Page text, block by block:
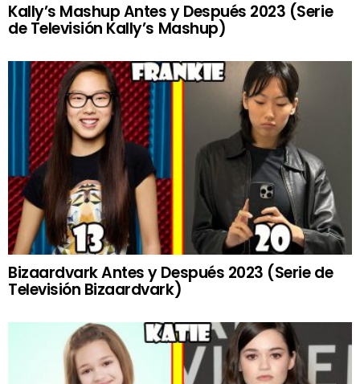
Kally’s Mashup Antes y Después 2023 (Serie
de Televisión Kally’s Mashup)
Bizaardvark Antes y Después 2023 (Serie de
Televisión Bizaardvark)